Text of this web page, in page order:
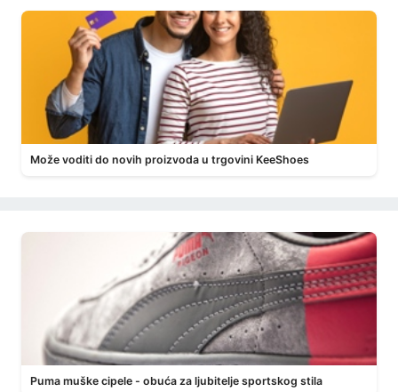
Može voditi do novih proizvoda u trgovini KeeShoes
Puma muške cipele - obuća za ljubitelje sportskog stila